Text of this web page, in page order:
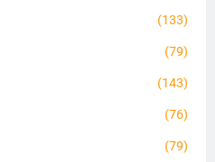
(133)
(79)
(143)
(76)
(79)